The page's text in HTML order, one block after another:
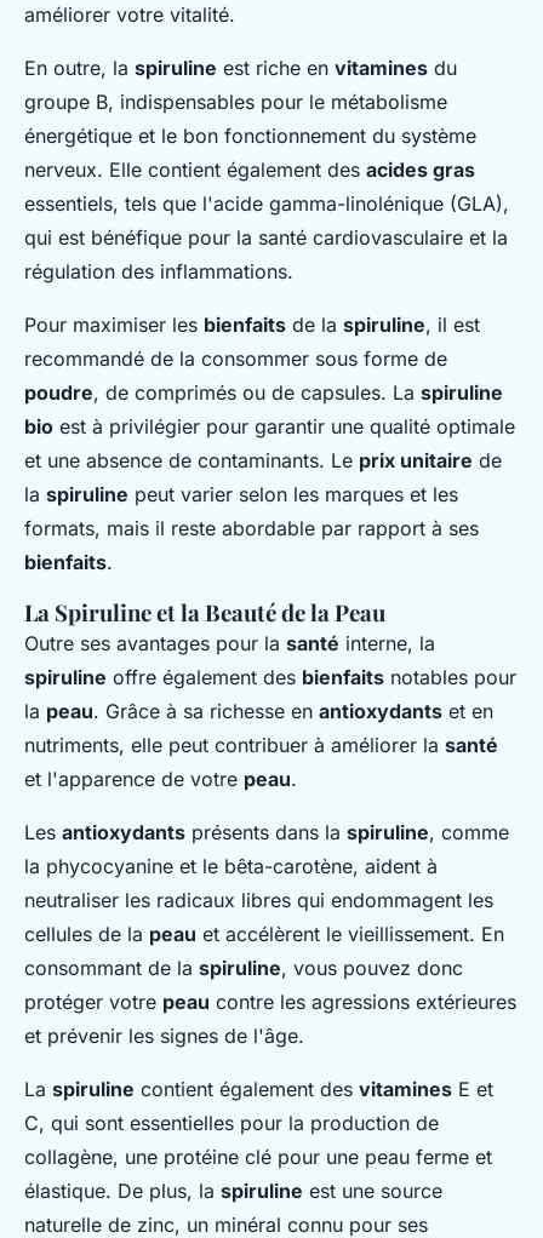
améliorer votre vitalité.
En outre, la spiruline est riche en vitamines du
groupe B, indispensables pour le métabolisme
énergétique et le bon fonctionnement du système
nerveux. Elle contient également des acides gras
essentiels, tels que l'acide gamma-linolénique (GLA),
qui est bénéfique pour la santé cardiovasculaire et la
régulation des inflammations.
Pour maximiser les bienfaits de la spiruline, il est
recommandé de la consommer sous forme de
poudre, de comprimés ou de capsules. La spiruline
bio est à privilégier pour garantir une qualité optimale
et une absence de contaminants. Le prix unitaire de
la spiruline peut varier selon les marques et les
formats, mais il reste abordable par rapport à ses
bienfaits.
La Spiruline et la Beauté de la Peau
Outre ses avantages pour la santé interne, la
spiruline offre également des bienfaits notables pour
la peau. Grâce à sa richesse en antioxydants et en
nutriments, elle peut contribuer à améliorer la santé
et l'apparence de votre peau.
Les antioxydants présents dans la spiruline, comme
la phycocyanine et le bêta-carotène, aident à
neutraliser les radicaux libres qui endommagent les
cellules de la peau et accélèrent le vieillissement. En
consommant de la spiruline, vous pouvez donc
protéger votre peau contre les agressions extérieures
et prévenir les signes de l'âge.
La spiruline contient également des vitamines E et
C, qui sont essentielles pour la production de
collagène, une protéine clé pour une peau ferme et
élastique. De plus, la spiruline est une source
naturelle de zinc, un minéral connu pour ses